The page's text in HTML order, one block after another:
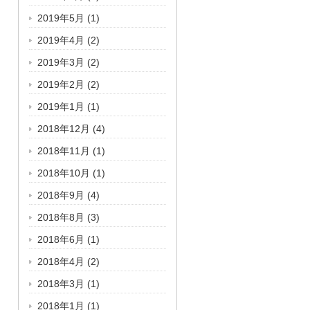
2019年5月 (1)
2019年4月 (2)
2019年3月 (2)
2019年2月 (2)
2019年1月 (1)
2018年12月 (4)
2018年11月 (1)
2018年10月 (1)
2018年9月 (4)
2018年8月 (3)
2018年6月 (1)
2018年4月 (2)
2018年3月 (1)
2018年1月 (1)